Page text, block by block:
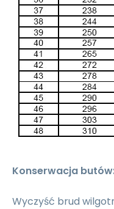
Konserwacja
Wyczyść brud